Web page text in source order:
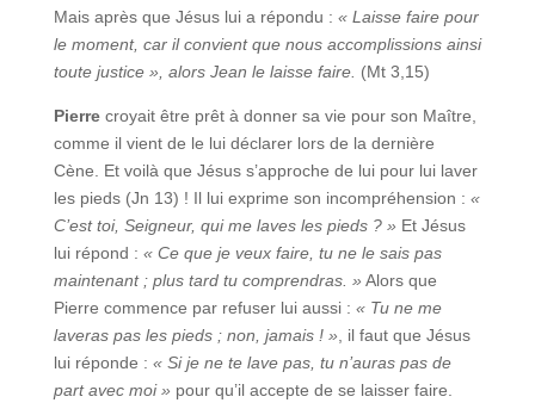
Mais après que Jésus lui a répondu : « Laisse faire pour
le moment, car il convient que nous accomplissions ainsi
toute justice », alors Jean le laisse faire. (Mt 3,15)
Pierrecroyait être prêt à donner sa vie pour son Maître,
comme il vient de le lui déclarer lors de la dernière
Cène. Et voilà que Jésus s’approche de lui pour lui laver
les pieds (Jn 13) ! Il lui exprime son incompréhension : «
C’est toi, Seigneur, qui me laves les pieds ? » Et Jésus
lui répond : « Ce que je veux faire, tu ne le sais pas
maintenant ; plus tard tu comprendras. » Alors que
Pierre commence par refuser lui aussi : « Tu ne me
laveras pas les pieds ; non, jamais ! » , il faut que Jésus
lui réponde : « Si je ne te lave pas, tu n’auras pas de
part avec moi » pour qu’il accepte de se laisser faire.